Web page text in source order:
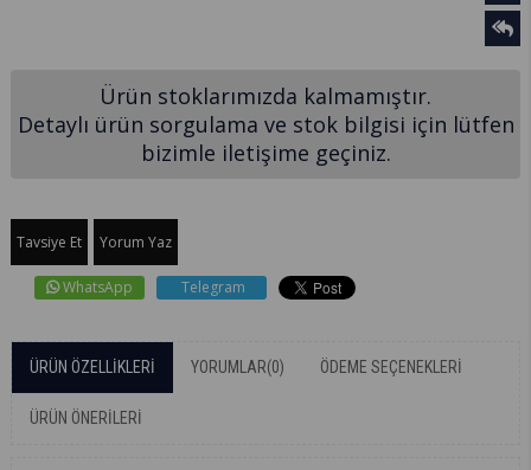
Ürün stoklarımızda kalmamıştır.
Detaylı ürün sorgulama ve stok bilgisi için lütfen
bizimle iletişime geçiniz.
Tavsiye Et Yorum Yaz
WhatsApp Telegram
ÜRÜN ÖZELLIKLERI YORUMLAR(0) ÖDEME SEÇENEKLERI
ÜRÜN ÖNERILERI